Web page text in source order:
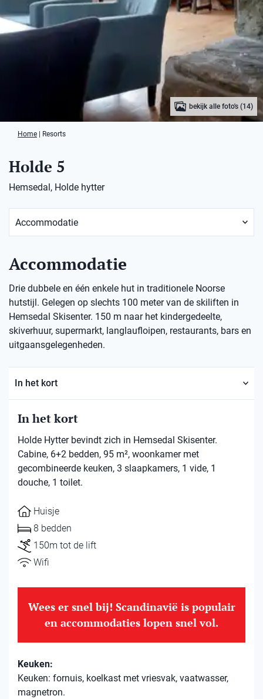
bekijk alle foto's (14)
Home Resorts
Holde 5
Hemsedal, Holde hytter
Accommodatie
Drie dubbele en één enkele hut in traditionele Noorse
hutstijl. Gelegen op slechts 100 meter van de skiliften in
Hemsedal Skisenter. 150 m naar het kindergedeelte,
skiverhuur, supermarkt, langlaufloipen, restaurants, bars en
uitgaansgelegenheden.
In het kort
In het kort
Holde Hytter bevindt zich in Hemsedal Skisenter.
Cabine, 6+2 bedden, 95 m², woonkamer met
gecombineerde keuken, 3 slaapkamers, 1 vide, 1
douche, 1 toilet.
Huisje
8 bedden
150m tot de lift
Wifi
Wees er snel bij! Scandinavië is populair
en accommodaties lopen snel vol.
Keuken:
Keuken: fornuis, koelkast met vriesvak, vaatwasser,
magnetron.